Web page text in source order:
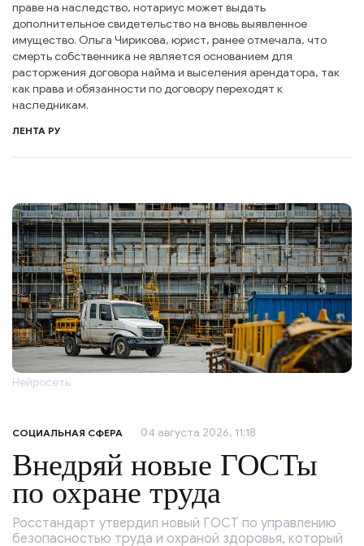
праве на наследство, нотариус может выдать
дополнительное свидетельство на вновь выявленное
имущество. Ольга Чирикова, юрист, ранее отмечала, что
смерть собственника не является основанием для
расторжения договора найма и выселения арендатора, так
как права и обязанности по договору переходят к
наследникам.
ЛЕНТА РУ
Нейросеть
СОЦИАЛЬНАЯ СФЕРА 04 августа 2026, 11:18
Внедряй новые ГОСТы
по охране труда
Росстандарт утвердил новый ГОСТ по управлению
безопасностью труда и охраной здоровья, который